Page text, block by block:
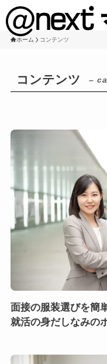
ホーム コンテンツ
コンテンツ –
面接の服装選びを簡
就活の身だしなみの